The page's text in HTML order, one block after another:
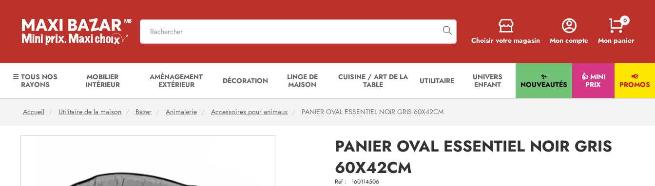
Choisir votre magasin Mon compte Mon panier
0
☰ TOUS NOS
RAYONS
MOBILIER
INTÉRIEUR
AMÉNAGEMENT
EXTÉRIEUR
DÉCORATION
LINGE DE
MAISON
CUISINE / ART DE LA
TABLE
UTILITAIRE
UNIVERS
ENFANT
✨
NOUVEAUTÉS
👍 MINI
PRIX
📢
PROMOS
Accueil Utilitaire de la maison Bazar Animalerie Accessoires pour animaux PANIER OVAL ESSENTIEL NOIR GRIS 60X42CM
PANIER OVAL ESSENTIEL NOIR GRIS
60X42CM
Ref : 160114506